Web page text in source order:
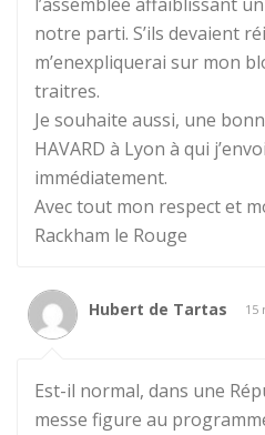
notre parti. S’ils devaient
m’enexpliquerai sur mon
traitres.
Je souhaite aussi, une
HAVARD à Lyon à qui
immédiatement.
Avec tout mon respect et
Rackham le Rouge
Hubert de Tartas 15
Est-il normal, dans une
messe figure au